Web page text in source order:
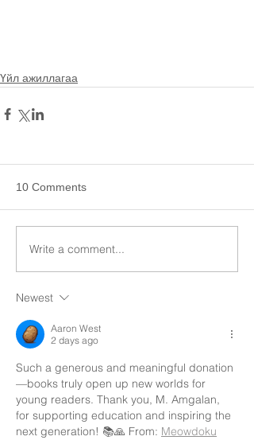
Үйл ажиллагаа
10 Comments
Write a comment...
Newest
Aaron West
2 days ago
Such a generous and meaningful donation
—books truly open up new worlds for
young readers. Thank you, M. Amgalan,
for supporting education and inspiring the
next generation! 📚🙏 From: Meowdoku